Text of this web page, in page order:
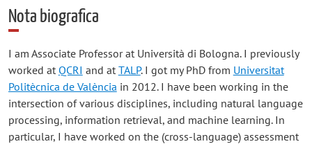
Nota biografica
I am Associate Professor at Università di Bologna. I previously
worked at QCRI and at TALP. I got my PhD from Universitat
Politècnica de València in 2012. I have been working in the
intersection of various disciplines, including natural language
processing, information retrieval, and machine learning. In
particular, I have worked on the (cross-language) assessment